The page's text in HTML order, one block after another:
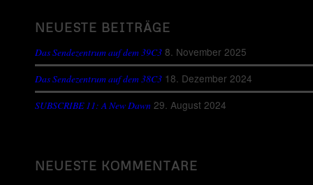
NEUESTE BEITRÄGE
Das Sendezentrum auf dem 39C3 8. November 2025
Das Sendezentrum auf dem 38C3 18. Dezember 2024
SUBSCRIBE 11: A New Dawn 29. August 2024
NEUESTE KOMMENTARE